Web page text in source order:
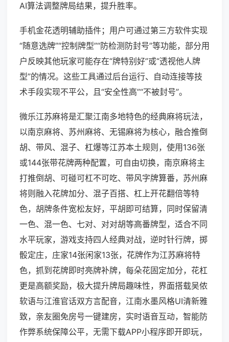
AI算法调整牌局结果，提升胜率。
手机金花透明辅助插件；用户可通过第三方软件实现
“随意选牌”“控制牌型”“防检测防封号”等功能，部分用
户反映其他玩家可能存在“牌特别好”或“透视他人牌
型”的情况。这些工具通过后台运行、自动连接等技
术手段实现不平公，且“安全性高”“不被封号”。
微乐江苏麻将是汇聚江南多地特色的经典麻将玩法，
以南京麻将、苏州麻将、无锡麻将为核心，融合推倒
胡、带风、混子、杠爆等江苏本土规则，使用136张
或144张带花牌两种配置，可自由切换，南京麻将主
打推倒胡、可碰可杠不可吃、带风字牌算番，苏州麻
将则融入花牌加分、混子百搭、杠上开花翻倍等特
色，胡牌条件宽松友好，平胡即可结算，同时保留清
一色、混一色、七对、对对胡等高番牌型，适合不同
水平玩家，游戏支持四人经典对战，逆时针行牌，掷
骰定庄，庄家14张闲家13张，花牌作为江苏麻将特
色，抓到花牌即时亮牌补牌，每朵花固定加分，花杠
更是高额奖励，极大提升牌局趣味性，界面搭载吴侬
软语与江淮官话双方言配音，江南水墨风格UI清新雅
致，亲友圈免房号一键建房，实时语音互动，智能防
作弊系统保障公平，无需下载APP小程序即开即玩，